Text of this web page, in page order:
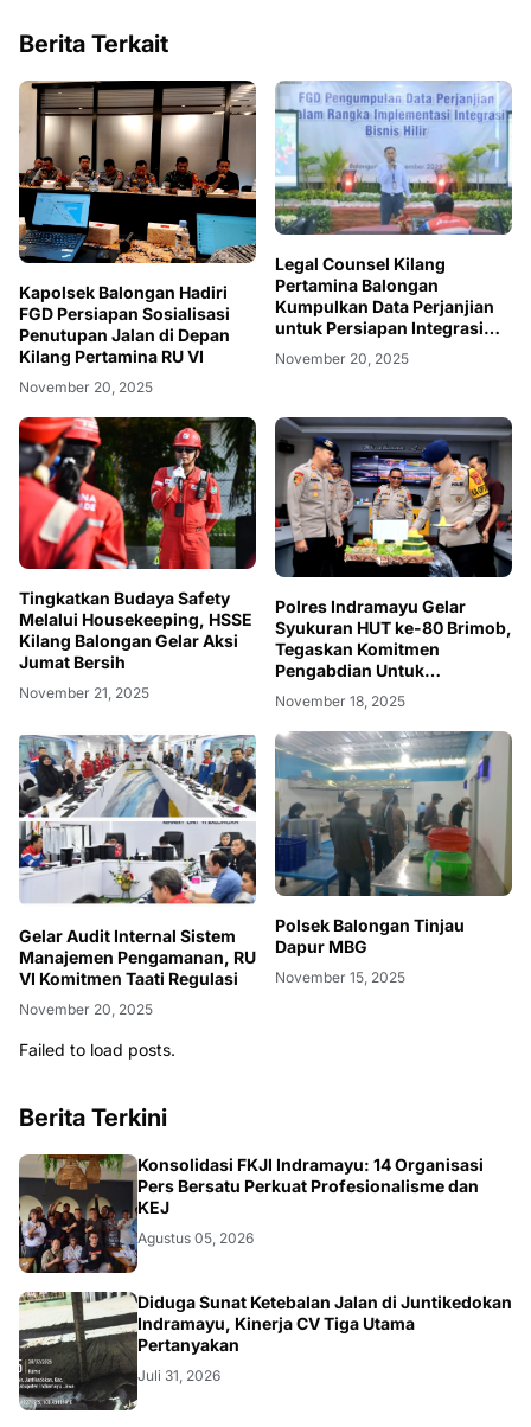
Berita Terkait
Kapolsek Balongan Hadiri
FGD Persiapan Sosialisasi
Penutupan Jalan di Depan
Kilang Pertamina RU VI
November 20, 2025
Legal Counsel Kilang
Pertamina Balongan
Kumpulkan Data Perjanjian
untuk Persiapan Integrasi
Bisnis Hilir Pertamina
November 20, 2025
Tingkatkan Budaya Safety
Melalui Housekeeping, HSSE
Kilang Balongan Gelar Aksi
Jumat Bersih
November 21, 2025
Polres Indramayu Gelar
Syukuran HUT ke-80 Brimob,
Tegaskan Komitmen
Pengabdian Untuk
Masyarakat
November 18, 2025
Gelar Audit Internal Sistem
Manajemen Pengamanan, RU
VI Komitmen Taati Regulasi
November 20, 2025
Polsek Balongan Tinjau
Dapur MBG
November 15, 2025
Failed to load posts.
Berita Terkini
Konsolidasi FKJI Indramayu: 14 Organisasi
Pers Bersatu Perkuat Profesionalisme dan
KEJ
Agustus 05, 2026
KRIMINAL
Diduga Sunat Ketebalan Jalan di Juntikedokan
Indramayu, Kinerja CV Tiga Utama
Pertanyakan
Juli 31, 2026